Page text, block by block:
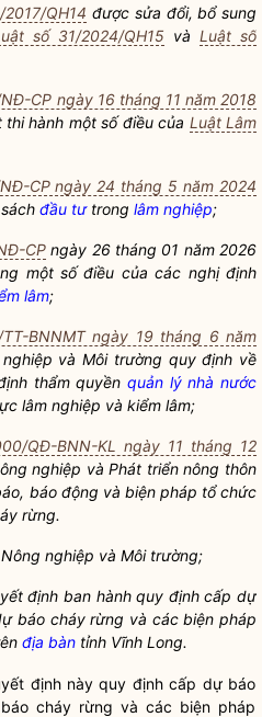
QH14 được sửa đổi, bổ sung
số 31/2024/QH15 và Luật số
CP ngày 16 tháng 11 năm 2018
hành một số điều của Luật Lâm
CP ngày 24 tháng 5 năm 2024
đầu tưtrong lâm nghiệp;
CPngày 26 tháng 01 năm 2026
một số điều của các nghị định
lâm;
BNNMT ngày 19 tháng 6 năm
và Môi trường quy định về
thẩmquyền quản lý nhà nước
lâm nghiệp và kiểm lâm;
QĐ-BNN-KL ngày 11 tháng 12
nghiệp và Phát triển nông thôn
báo động và biện pháp tổ chức
rừng.
nghiệp và Môi trường;
định ban hành quy định cấp dự
báo cháy rừng và các biện pháp
địa bàn tỉnh Vĩnh Long.
định này quy định cấp dự báo
cháy rừng và các biện pháp